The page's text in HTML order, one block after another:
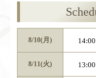
8/10(月)
8/11(火)